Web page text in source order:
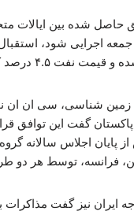
حاصل شده بین ایالات
جمعه اجرایی شود،
۴.۵ درصد کاهش پیدا کرد.
زمین شناسی، سی ان ان
گفت این توافق
بن، فرانسه، توسط هر دو
ایران نیز گفت مذاکرات